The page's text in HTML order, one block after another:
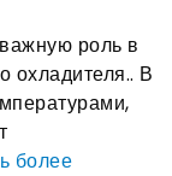
роль в
охладителя.. В
более